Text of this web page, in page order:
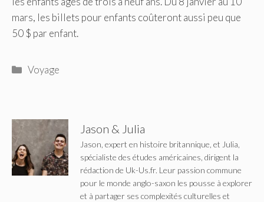
mars, les billets pour enfants coûteront aussi peu que
50 $ par enfant.
Catégories
Voyage
Jason & Julia
Jason, expert en histoire britannique, et Julia,
spécialiste des études américaines, dirigent la
rédaction de Uk-Us.fr. Leur passion commune
pour le monde anglo-saxon les pousse à explorer
et à partager ses complexités culturelles et